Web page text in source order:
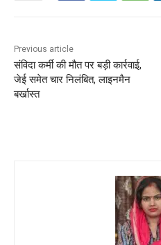
Previous article
संविदा कर्मी की मौत पर बड़ी कार्रवाई,
जेई समेत चार निलंबित, लाइनमैन
बर्खास्त